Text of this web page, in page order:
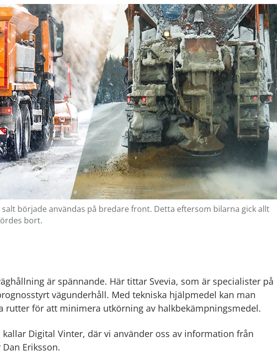
började användas på bredare front. Detta eftersom bilarna gick allt
bort.
är spännande. Här tittar Svevia, som är specialister på
vägunderhåll. Med tekniska hjälpmedel kan man
rutter för att minimera utkörning av halkbekämpningsmedel.
kallar Digital Vinter, där vi använder oss av information från
Eriksson.